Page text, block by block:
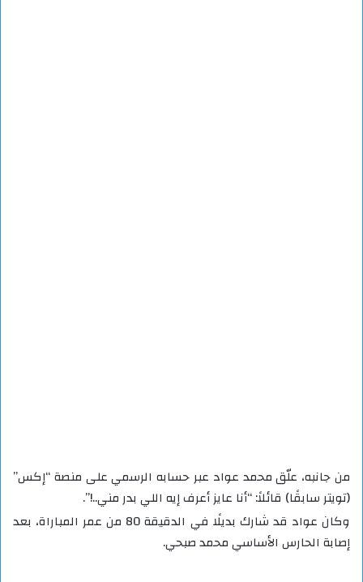
من جانبه، علّق محمد عواد عبر حسابه الرسمي على منصة “إكس”
(تويتر سابقًا) قائلاً: “أنا عايز أعرف إيه اللي بدر مني..!”.
وكان عواد قد شارك بديلًا في الدقيقة 80 من عمر المباراة، بعد
إصابة الحارس الأساسي محمد صبحي.